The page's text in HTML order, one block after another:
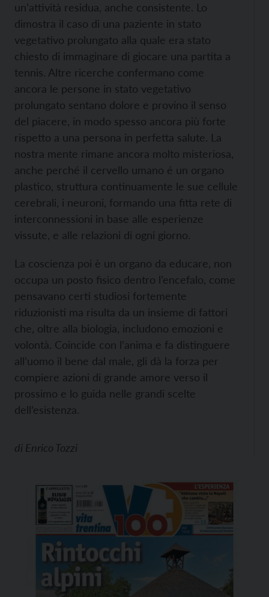
un’attività residua, anche consistente. Lo
dimostra il caso di una paziente in stato
vegetativo prolungato alla quale era stato
chiesto di immaginare di giocare una partita a
tennis. Altre ricerche confermano come
ancora le persone in stato vegetativo
prolungato sentano dolore e provino il senso
del piacere, in modo spesso ancora più forte
rispetto a una persona in perfetta salute. La
nostra mente rimane ancora molto misteriosa,
anche perché il cervello umano é un organo
plastico, struttura continuamente le sue cellule
cerebrali, i neuroni, formando una fitta rete di
interconnessioni in base alle esperienze
vissute, e alle relazioni di ogni giorno.
La coscienza poi è un organo da educare, non
occupa un posto fisico dentro l’encefalo, come
pensavano certi studiosi fortemente
riduzionisti ma risulta da un insieme di fattori
che, oltre alla biologia, includono emozioni e
volontà. Coincide con l’anima e fa distinguere
all’uomo il bene dal male, gli dà la forza per
compiere azioni di grande amore verso il
prossimo e lo guida nelle grandi scelte
dell’esistenza.
di Enrico Tozzi